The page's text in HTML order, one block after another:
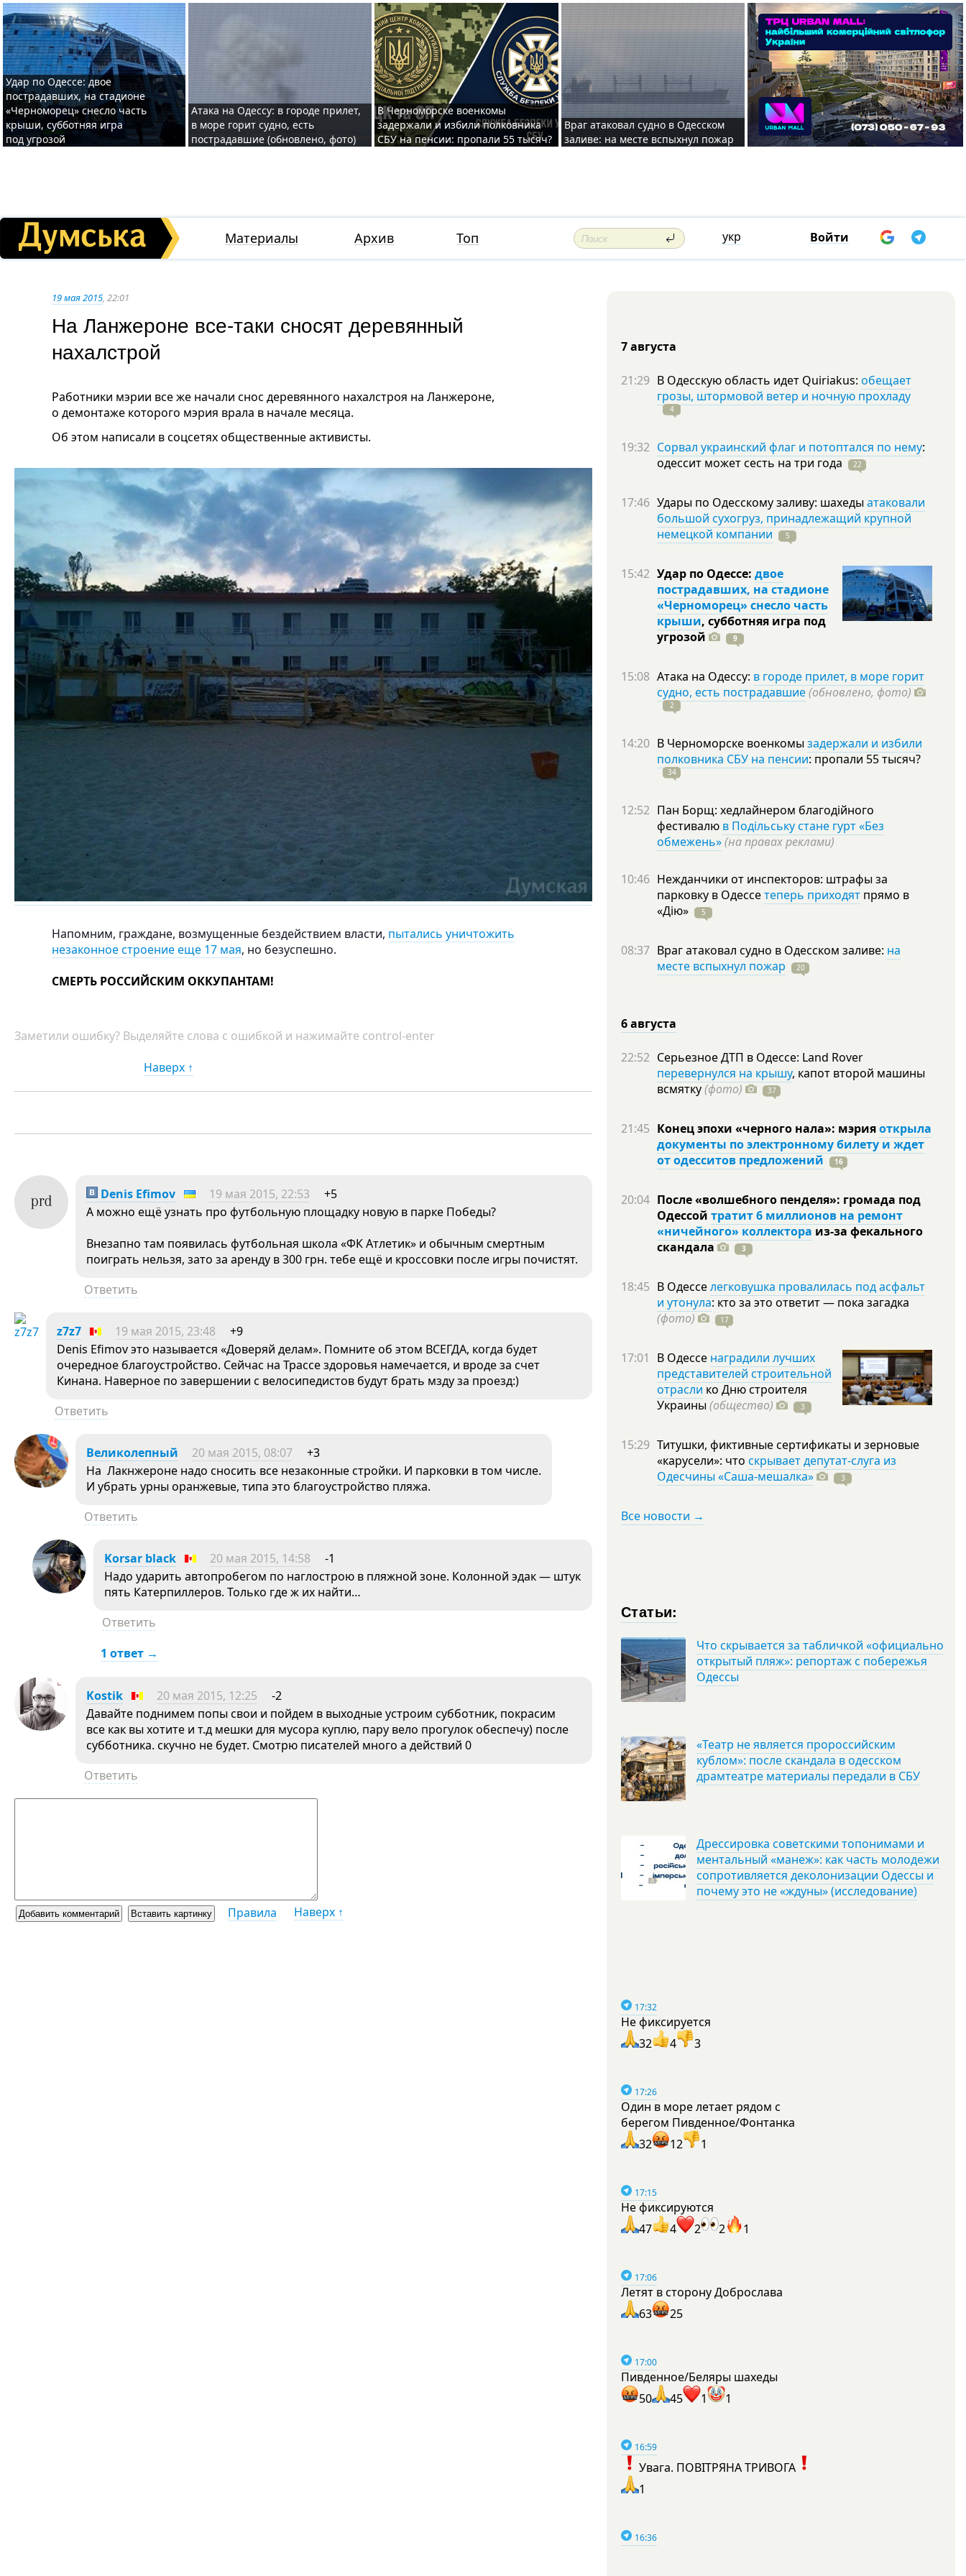
Удар по Одессе: двое
пострадавших, на стадионе
«Черноморец» снесло часть
крыши, субботняя игра
под угрозой
Атака на Одессу: в городе прилет,
в море горит судно, есть
пострадавшие (обновлено, фото)
В Черноморске военкомы
задержали и избили полковника
СБУ на пенсии: пропали 55 тысяч?
Враг атаковал судно в Одесском
заливе: на месте вспыхнул пожар
Материалы Архив Топ укр Войти
19 мая 2015, 22:01
На Ланжероне все-таки сносят деревянный
нахалстрой
Работники мэрии все же начали снос деревянного нахалстроя на Ланжероне,
о демонтаже которого мэрия врала в начале месяца.
Об этом написали в соцсетях общественные активисты.
Напомним, граждане, возмущенные бездействием власти, пытались уничтожить
незаконное строение еще 17 мая, но безуспешно.
СМЕРТЬ РОССИЙСКИМ ОККУПАНТАМ!
Заметили ошибку? Выделяйте слова с ошибкой и нажимайте control-enter
Наверх ↑
Denis Efimov 19 мая 2015, 22:53
+5
А можно ещё узнать про футбольную площадку новую в парке Победы?
Внезапно там появилась футбольная школа «ФК Атлетик» и обычным смертным
поиграть нельзя, зато за аренду в 300 грн. тебе ещё и кроссовки после игры почистят.
Ответить
z7z7 19 мая 2015, 23:48
+9
Denis Efimov это называется «Доверяй делам». Помните об этом ВСЕГДА, когда будет
очередное благоустройство. Сейчас на Трассе здоровья намечается, и вроде за счет
Кинана. Наверное по завершении с велосипедистов будут брать мзду за проезд:)
Ответить
Великолепный 20 мая 2015, 08:07
+3
На Лакнжероне надо сносить все незаконные стройки. И парковки в том числе.
И убрать урны оранжевые, типа это благоустройство пляжа.
Ответить
Korsar black 20 мая 2015, 14:58
-1
Надо ударить автопробегом по наглострою в пляжной зоне. Колонной эдак — штук
пять Катерпиллеров. Только где ж их найти…
Ответить
1 ответ →
Kostik 20 мая 2015, 12:25
-2
Давайте поднимем попы свои и пойдем в выходные устроим субботник, покрасим
все как вы хотите и т.д мешки для мусора куплю, пару вело прогулок обеспечу) после
субботника. скучно не будет. Смотрю писателей много а действий 0
Ответить
Правила Наверх ↑
7 августа
21:29 В Одесскую область идет Quiriakus: обещает
грозы, штормовой ветер и ночную прохладу
4
19:32 Сорвал украинский флаг и потоптался по нему:
одессит может сесть на три года 22
17:46 Удары по Одесскому заливу: шахеды атаковали
большой сухогруз, принадлежащий крупной
немецкой компании
5
15:42 Удар по Одессе: двое
пострадавших, на стадионе
«Черноморец» снесло часть
крыши, субботняя игра под
угрозой
9
15:08 Атака на Одессу: в городе прилет, в море горит
судно, есть пострадавшие(обновлено, фото)
2
14:20 В Черноморске военкомы задержали и избили
полковника СБУ на пенсии: пропали 55тысяч?
34
12:52 Пан Борщ: хедлайнером благодійного
фестивалю в Подільську стане гурт «Без
обмежень»(на правах реклами)
10:46 Нежданчики от инспекторов: штрафы за
парковку в Одессетеперь приходят прямо в
«Дію»
5
08:37 Враг атаковал судно в Одесском заливе: на
месте вспыхнул пожар
20
6 августа
22:52 Серьезное ДТП в Одессе: Land Rover
перевернулся на крышу, капот второй машины
всмятку(фото) 37
21:45 Конец эпохи «черного нала»: мэрияоткрыла
документы по электронному билету и ждет
от одесситов предложений
16
20:04 После «волшебного пенделя»: громада под
Одессой тратит 6 миллионов на ремонт
«ничейного» коллектора из-за фекального
скандала
3
18:45 В Одесселегковушка провалилась под асфальт
и утонула: кто за это ответит — пока загадка
(фото)
17
17:01 В Одессе наградили лучших
представителей строительной
отрасли ко Дню строителя
Украины (общество) 3
15:29 Титушки, фиктивные сертификаты и зерновые
«карусели»: что скрывает депутат-слуга из
Одесчины «Саша-мешалка»
3
Все новости →
Статьи:
Что скрывается за табличкой «официально
открытый пляж»: репортаж с побережья
Одессы
«Театр не является пророссийским
кублом»: после скандала в одесском
драмтеатре материалы передали в СБУ
Дрессировка советскими топонимами и
ментальный «манеж»: как часть молодежи
сопротивляется деколонизации Одессы и
почему это не «ждуны» (исследование)
17:32
Не фиксируется
32
4 3
17:26
Один в море летает рядом с
берегом Пивденное/Фонтанка
32
12 1
17:15
Не фиксируются
47
4 2 2 1
17:06
Летят в сторону Доброслава
63
25
17:00
Пивденное/Беляры шахеды
50
45 1 1
16:59
Увага. ПОВІТРЯНА ТРИВОГА
1
16:36